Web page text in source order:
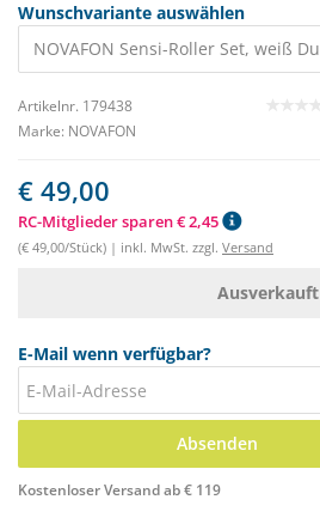
Wunschvariante auswählen
Artikelnr. 179438
Marke: NOVAFON
€ 49,00
RC-Mitglieder sparen € 2,45
(€ 49,00/Stück) | inkl. MwSt. zzgl. Versand
Ausverkauft
E-Mail wenn verfügbar?
Absenden
Kostenloser Versand ab € 119